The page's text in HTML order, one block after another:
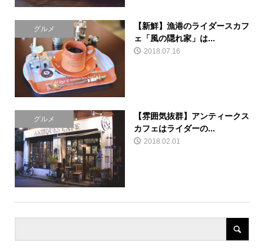
グルメ
【新鮮】漁港のライダースカフ
ェ「風の隠れ家」は...
2018.07.16
グルメ
【雰囲気抜群】アンティークス
カフェはライダーの...
2018.02.01